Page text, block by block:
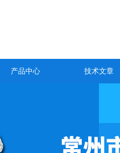
产品中心 技术文章